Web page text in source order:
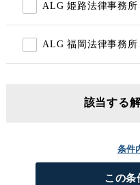
ALG 姫路法律事務所
ALG 福岡法律事務所
該当する
条件
この条